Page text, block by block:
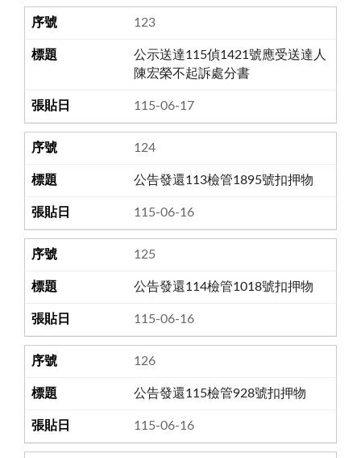
123
公示送達115偵1421號應受送達人
陳宏榮不起訴處分書
115-06-17
124
公告發還113檢管1895號扣押物
115-06-16
125
公告發還114檢管1018號扣押物
115-06-16
126
公告發還115檢管928號扣押物
115-06-16